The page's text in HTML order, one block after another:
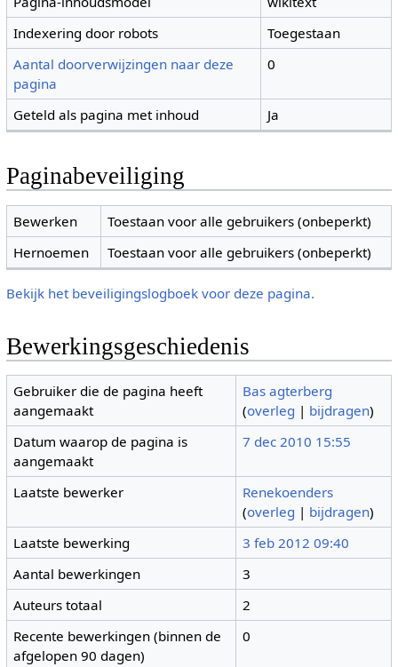
Indexering door robots
Toegestaan
Aantal doorverwijzingen naar deze
pagina
0
Geteld als pagina met inhoud Ja
Paginabeveiliging
Bewerken
Toestaan voor alle gebruikers (onbeperkt)
Hernoemen
Toestaan voor alle gebruikers (onbeperkt)
Bekijk het beveiligingslogboek voor deze pagina.
Bewerkingsgeschiedenis
Gebruiker die de pagina heeft
aangemaakt
Bas agterberg
(overleg | bijdragen)
Datum waarop de pagina is
aangemaakt
7 dec 2010 15:55
Laatste bewerker
Renekoenders
(overleg | bijdragen)
Laatste bewerking
3 feb 2012 09:40
Aantal bewerkingen
3
Auteurs totaal
2
Recente bewerkingen (binnen de
afgelopen 90 dagen)
0